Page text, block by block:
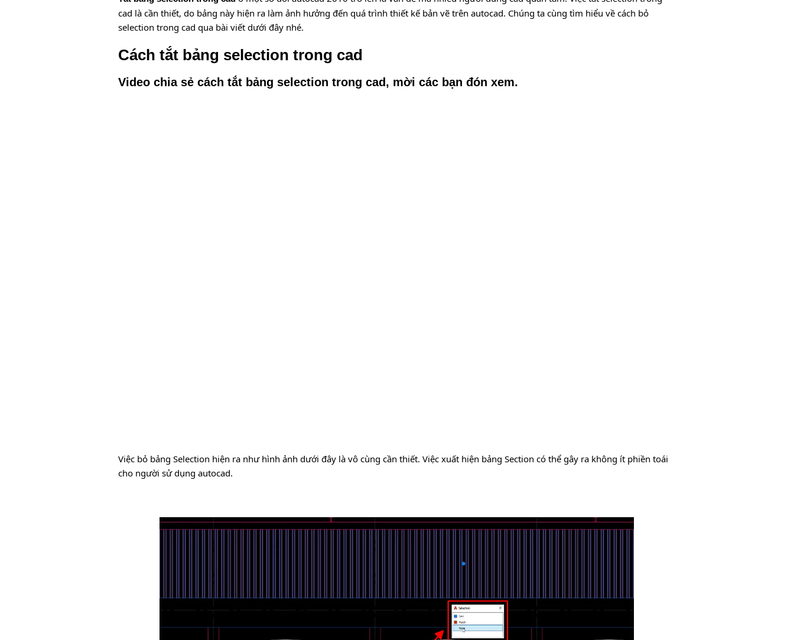
cad là cần thiết, do bảng này hiện ra làm ảnh hưởng đến quá trình thiết kế bản vẽ trên autocad. Chúng ta cùng tìm hiểu về cách bỏ
selection trong cad qua bài viết dưới đây nhé.
Cách tắt bảng selection trong cad
Video chia sẻ cách tắt bảng selection trong cad, mời các bạn đón xem.
Việc bỏ bảng Selection hiện ra như hình ảnh dưới đây là vô cùng cần thiết. Việc xuất hiện bảng Section có thể gây ra không ít phiền toái
cho người sử dụng autocad.